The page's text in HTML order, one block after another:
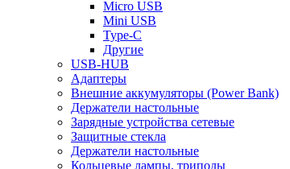
Micro USB
Mini USB
Type-C
Другие
USB-HUB
Адаптеры
Внешние аккумуляторы (Power Bank)
Держатели настольные
Зарядные устройства сетевые
Защитные стекла
Держатели настольные
Кольцевые лампы, триподы